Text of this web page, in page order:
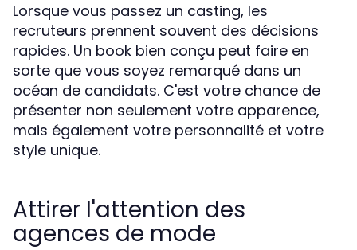
Lorsque vous passez un casting, les
recruteurs prennent souvent des décisions
rapides. Un book bien conçu peut faire en
sorte que vous soyez remarqué dans un
océan de candidats. C'est votre chance de
présenter non seulement votre apparence,
mais également votre personnalité et votre
style unique.
Attirer l'attention des
agences de mode